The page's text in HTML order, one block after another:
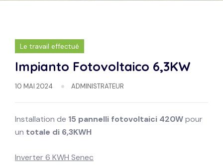
Le travail effectué
Impianto Fotovoltaico 6,3KW
10 MAI 2024 ADMINISTRATEUR
Installation de 15 pannelli fotovoltaici 420Wpour
un totale di 6,3KWH
Inverter 6 KWH Senec